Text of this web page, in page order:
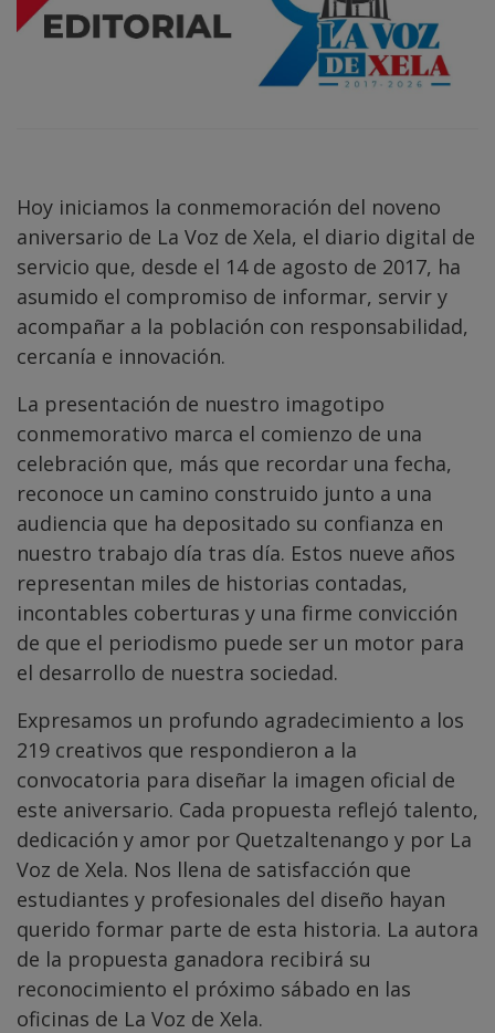
Hoy iniciamos la conmemoración del noveno
aniversario de La Voz de Xela, el diario digital de
servicio que, desde el 14 de agosto de 2017, ha
asumido el compromiso de informar, servir y
acompañar a la población con responsabilidad,
cercanía e innovación.
La presentación de nuestro imagotipo
conmemorativo marca el comienzo de una
celebración que, más que recordar una fecha,
reconoce un camino construido junto a una
audiencia que ha depositado su confianza en
nuestro trabajo día tras día. Estos nueve años
representan miles de historias contadas,
incontables coberturas y una firme convicción
de que el periodismo puede ser un motor para
el desarrollo de nuestra sociedad.
Expresamos un profundo agradecimiento a los
219 creativos que respondieron a la
convocatoria para diseñar la imagen oficial de
este aniversario. Cada propuesta reflejó talento,
dedicación y amor por Quetzaltenango y por La
Voz de Xela. Nos llena de satisfacción que
estudiantes y profesionales del diseño hayan
querido formar parte de esta historia. La autora
de la propuesta ganadora recibirá su
reconocimiento el próximo sábado en las
oficinas de La Voz de Xela.